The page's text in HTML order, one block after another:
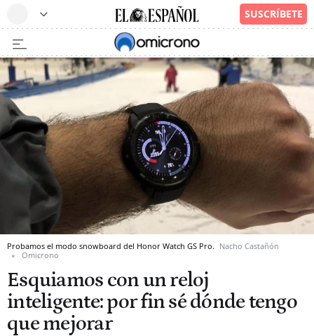
Probamos el modo snowboard del Honor Watch GS Pro. Nacho Castañón
Omicrono
Esquiamos con un reloj
inteligente: por fin sé dónde tengo
que mejorar